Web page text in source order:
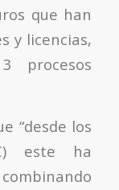
que han
y licencias,
procesos
“desde los
este ha